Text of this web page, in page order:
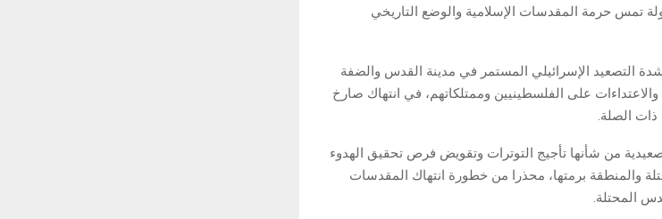
تمس حرمة المقدسات الإسلامية والوضع التاريخي
التصعيد الإسرائيلي المستمر في مدينة القدس والضفة
والاعتداءات على الفلسطينيين وممتلكاتهم، في انتهاك صارخ
ذات الصلة.
من شأنها تأجيج التوترات وتقويض فرص تحقيق الهدوء
والمنطقة برمتها، محذرا من خطورة انتهاك المقدسات
المحتلة.